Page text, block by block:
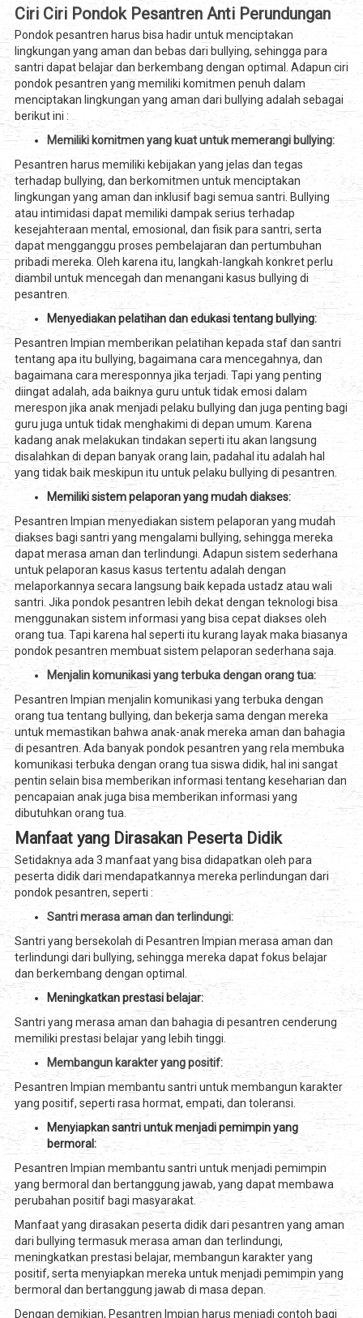
Ciri Ciri Pondok Pesantren Anti Perundungan
Pondok pesantren harus bisa hadir untuk menciptakan
lingkungan yang aman dan bebas dari bullying, sehingga para
santri dapat belajar dan berkembang dengan optimal. Adapun ciri
pondok pesantren yang memiliki komitmen penuh dalam
menciptakan lingkungan yang aman dari bullying adalah sebagai
berikut ini :
Memiliki komitmen yang kuat untuk memerangi bullying:
Pesantren harus memiliki kebijakan yang jelas dan tegas
terhadap bullying, dan berkomitmen untuk menciptakan
lingkungan yang aman dan inklusif bagi semua santri. Bullying
atau intimidasi dapat memiliki dampak serius terhadap
kesejahteraan mental, emosional, dan fisik para santri, serta
dapat mengganggu proses pembelajaran dan pertumbuhan
pribadi mereka. Oleh karena itu, langkah-langkah konkret perlu
diambil untuk mencegah dan menangani kasus bullying di
pesantren.
Menyediakan pelatihan dan edukasi tentang bullying:
Pesantren Impian memberikan pelatihan kepada staf dan santri
tentang apa itu bullying, bagaimana cara mencegahnya, dan
bagaimana cara meresponnya jika terjadi. Tapi yang penting
diingat adalah, ada baiknya guru untuk tidak emosi dalam
merespon jika anak menjadi pelaku bullying dan juga penting bagi
guru juga untuk tidak menghakimi di depan umum. Karena
kadang anak melakukan tindakan seperti itu akan langsung
disalahkan di depan banyak orang lain, padahal itu adalah hal
yang tidak baik meskipun itu untuk pelaku bullying di pesantren.
Memiliki sistem pelaporan yang mudah diakses:
Pesantren Impian menyediakan sistem pelaporan yang mudah
diakses bagi santri yang mengalami bullying, sehingga mereka
dapat merasa aman dan terlindungi. Adapun sistem sederhana
untuk pelaporan kasus kasus tertentu adalah dengan
melaporkannya secara langsung baik kepada ustadz atau wali
santri. Jika pondok pesantren lebih dekat dengan teknologi bisa
menggunakan sistem informasi yang bisa cepat diakses oleh
orang tua. Tapi karena hal seperti itu kurang layak maka biasanya
pondok pesantren membuat sistem pelaporan sederhana saja.
Menjalin komunikasi yang terbuka dengan orang tua:
Pesantren Impian menjalin komunikasi yang terbuka dengan
orang tua tentang bullying, dan bekerja sama dengan mereka
untuk memastikan bahwa anak-anak mereka aman dan bahagia
di pesantren. Ada banyak pondok pesantren yang rela membuka
komunikasi terbuka dengan orang tua siswa didik, hal ini sangat
pentin selain bisa memberikan informasi tentang keseharian dan
pencapaian anak juga bisa memberikan informasi yang
dibutuhkan orang tua.
Manfaat yang Dirasakan Peserta Didik
Setidaknya ada 3 manfaat yang bisa didapatkan oleh para
peserta didik dari mendapatkannya mereka perlindungan dari
pondok pesantren, seperti :
Santri merasa aman dan terlindungi:
Santri yang bersekolah di Pesantren Impian merasa aman dan
terlindungi dari bullying, sehingga mereka dapat fokus belajar
dan berkembang dengan optimal.
Meningkatkan prestasi belajar:
Santri yang merasa aman dan bahagia di pesantren cenderung
memiliki prestasi belajar yang lebih tinggi.
Membangun karakter yang positif:
Pesantren Impian membantu santri untuk membangun karakter
yang positif, seperti rasa hormat, empati, dan toleransi.
Menyiapkan santri untuk menjadi pemimpin yang
bermoral:
Pesantren Impian membantu santri untuk menjadi pemimpin
yang bermoral dan bertanggung jawab, yang dapat membawa
perubahan positif bagi masyarakat.
Manfaat yang dirasakan peserta didik dari pesantren yang aman
dari bullying termasuk merasa aman dan terlindungi,
meningkatkan prestasi belajar, membangun karakter yang
positif, serta menyiapkan mereka untuk menjadi pemimpin yang
bermoral dan bertanggung jawab di masa depan.
Dengan demikian, Pesantren Impian harus menjadi contoh bagi